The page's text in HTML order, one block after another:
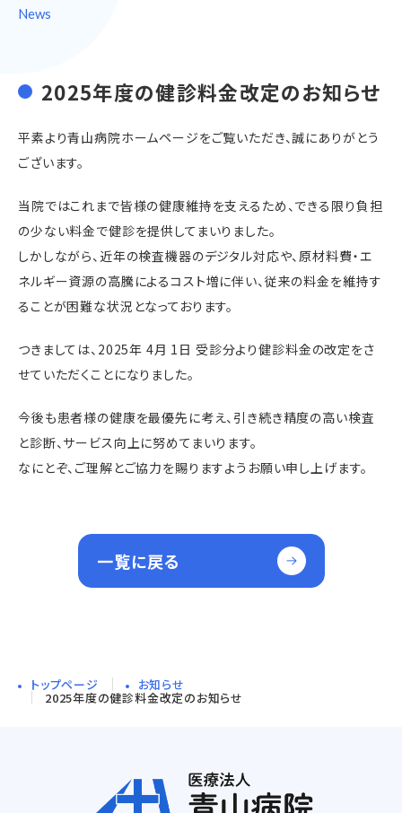
News
2025年度の健診料金改定のお知らせ
平素より青山病院ホームページをご覧いただき、誠にありがとう
ございます。
当院ではこれまで皆様の健康維持を支えるため、できる限り負担
の少ない料金で健診を提供してまいりました。
しかしながら、近年の検査機器のデジタル対応や、原材料費・エ
ネルギー資源の高騰によるコスト増に伴い、従来の料金を維持す
ることが困難な状況となっております。
つきましては、2025年 4月 1日 受診分より健診料金の改定をさ
せていただくことになりました。
今後も患者様の健康を最優先に考え、引き続き精度の高い検査
と診断、サービス向上に努めてまいります。
なにとぞ、ご理解とご協力を賜りますようお願い申し上げます。
一覧に戻る
トップページ お知らせ
2025年度の健診料金改定のお知らせ